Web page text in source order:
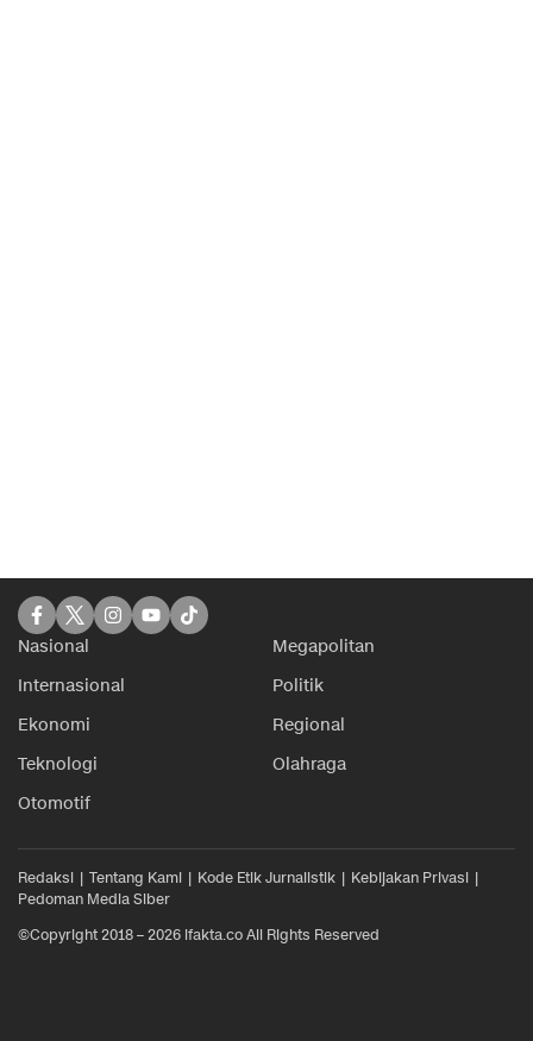
Nasional
Megapolitan
Internasional
Politik
Ekonomi
Regional
Teknologi
Olahraga
Otomotif
Redaksi Tentang Kami Kode Etik Jurnalistik
Kebijakan Privasi
Pedoman Media Siber
©Copyright 2018 – 2026 ifakta.co All Rights Reserved